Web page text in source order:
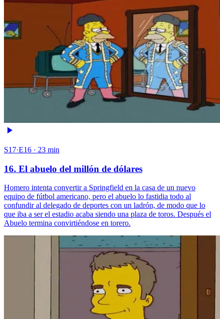
S17·E16 · 23 min
16. El abuelo del millón de dólares
Homero intenta convertir a Springfield en la casa de un nuevo
equipo de fútbol americano, pero el abuelo lo fastidia todo al
confundir al delegado de deportes con un ladrón, de modo que lo
que iba a ser el estadio acaba siendo una plaza de toros. Después el
Abuelo termina convirtiéndose en torero.